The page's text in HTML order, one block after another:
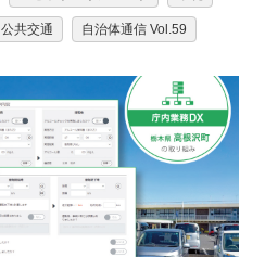
公共交通 自治体通信 Vol.59